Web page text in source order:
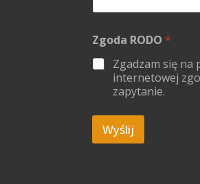
Zgoda RODO*
Zgadzam się na
internetowej
zapytanie.
Wyślij